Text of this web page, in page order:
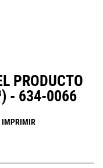
PRODUCTO
- 634-0066
IMPRIMIR